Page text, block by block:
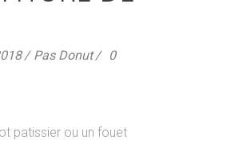
Pas Donut 0
patissier ou un fouet